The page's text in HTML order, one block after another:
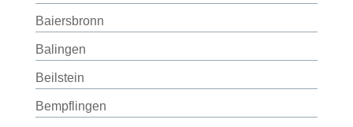
Baiersbronn
Balingen
Beilstein
Bempflingen